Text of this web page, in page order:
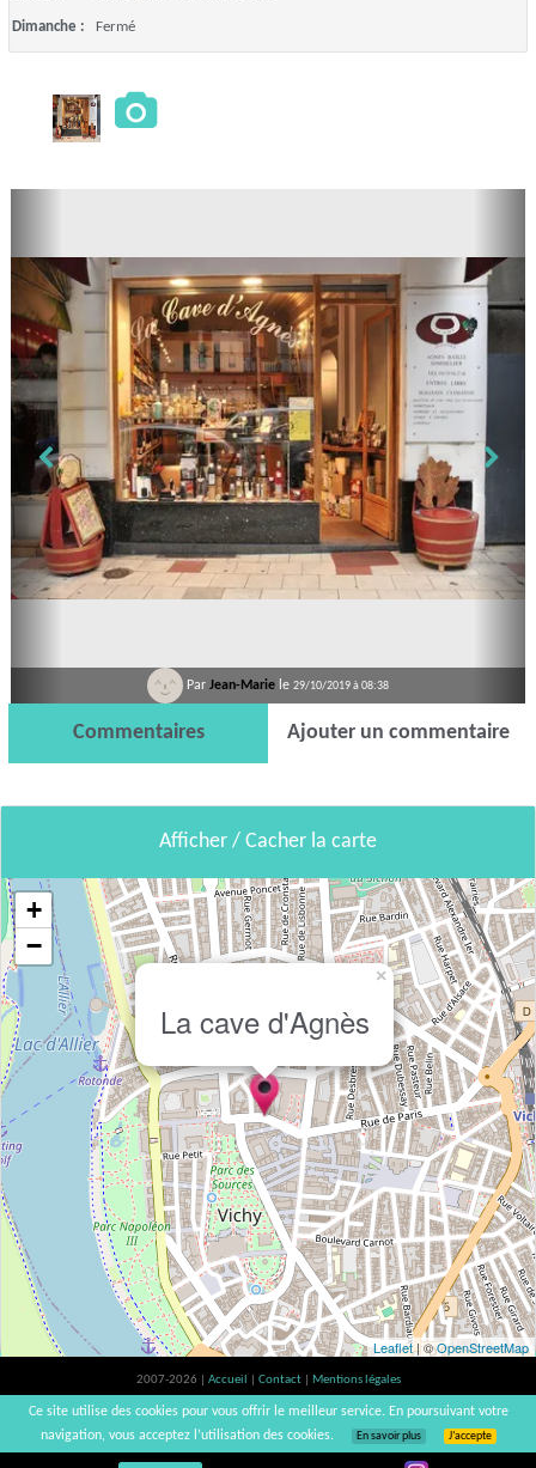
Dimanche : Fermé
Par Jean-Marie le 29/10/2019 à 08:38
Commentaires Ajouter un commentaire
Afficher / Cacher la carte
La cave d'Agnès
×
+
−
Leaflet| ©OpenStreetMap
2007-2026 | Accueil Contact
Mentions légales
L'abus d'alcool est dangereux pour la santé, à consommer avec modération. |
vinsnaturels | v3.12
Ce site utilise des cookies pour vous offrir le meilleur service. En poursuivant votre
navigation, vous acceptez l’utilisation des cookies.
En savoir plus J’accepte